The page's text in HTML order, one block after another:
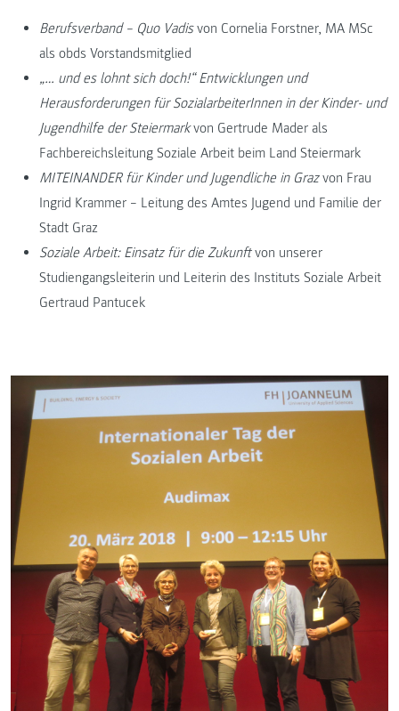
Berufsverband – Quo Vadisvon Cornelia Forstner, MA MSc
als obds Vorstandsmitglied
„… und es lohnt sich doch!“ Entwicklungen und
Herausforderungen für SozialarbeiterInnen in der Kinder- und
Jugendhilfe der Steiermarkvon Gertrude Mader als
Fachbereichsleitung Soziale Arbeit beim Land Steiermark
MITEINANDER für Kinder und Jugendliche in Grazvon Frau
Ingrid Krammer – Leitung des Amtes Jugend und Familie der
Stadt Graz
Soziale Arbeit: Einsatz für die Zukunftvon unserer
Studiengangsleiterin und Leiterin des Instituts Soziale Arbeit
Gertraud Pantucek